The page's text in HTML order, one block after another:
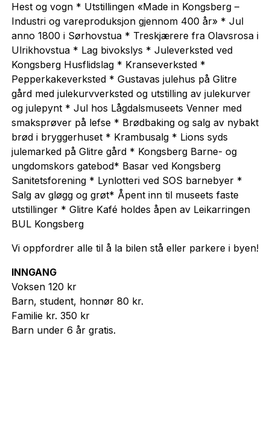
Hest og vogn * Utstillingen «Made in Kongsberg –
Industri og vareproduksjon gjennom 400 år» * Jul
anno 1800 i Sørhovstua * Treskjærere fra Olavsrosa i
Ulrikhovstua * Lag bivokslys * Juleverksted ved
Kongsberg Husflidslag * Kranseverksted *
Pepperkakeverksted * Gustavas julehus på Glitre
gård med julekurvverksted og utstilling av julekurver
og julepynt * Jul hos Lågdalsmuseets Venner med
smaksprøver på lefse * Brødbaking og salg av nybakt
brød i bryggerhuset * Krambusalg * Lions syds
julemarked på Glitre gård * Kongsberg Barne- og
ungdomskors gatebod* Basar ved Kongsberg
Sanitetsforening * Lynlotteri ved SOS barnebyer *
Salg av gløgg og grøt* Åpent inn til museets faste
utstillinger * Glitre Kafé holdes åpen av Leikarringen
BUL Kongsberg
Vi oppfordrer alle til å la bilen stå eller parkere i byen!
INNGANG
Voksen 120 kr
Barn, student, honnør 80 kr.
Familie kr. 350 kr
Barn under 6 år gratis.